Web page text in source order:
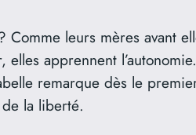
leurs mères avant
elles apprennent
remarque dès le
la liberté.